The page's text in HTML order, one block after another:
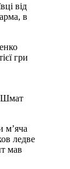
від
в
гри
Шмат
м’яча
ледве
мав